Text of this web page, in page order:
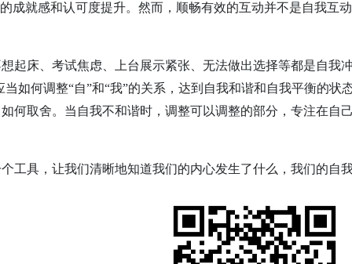
成就感和认可度提升。然而，顺畅有效的互动并不是自我互
起床、考试焦虑、上台展示紧张、无法做出选择等都是自我
当如何调整“自”和“我”的关系，达到自我和谐和自我平衡的
何取舍。当自我不和谐时，调整可以调整的部分，专注在自
工具，让我们清晰地知道我们的内心发生了什么，我们的自